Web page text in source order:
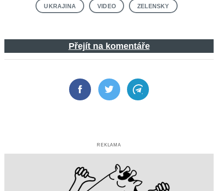
UKRAJINA VIDEO ZELENSKY
Přejít na komentáře
FacebookTwitter Telegram
REKLAMA